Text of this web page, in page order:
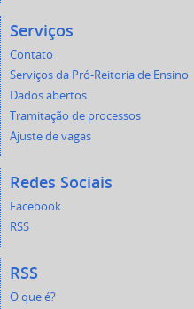
Serviços
Contato
Serviços da Pró-Reitoria de Ensino
Dados abertos
Tramitação de processos
Ajuste de vagas
Redes Sociais
Facebook
RSS
RSS
O que é?